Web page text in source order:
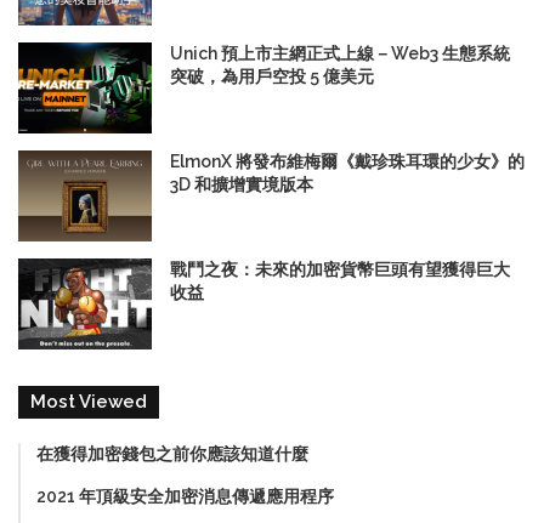
Unich 預上市主網正式上線－Web3 生態系統
突破，為用戶空投 5 億美元
ElmonX 將發布維梅爾《戴珍珠耳環的少女》的
3D 和擴增實境版本
戰鬥之夜：未來的加密貨幣巨頭有望獲得巨大
收益
Most Viewed
在獲得加密錢包之前你應該知道什麼
2021 年頂級安全加密消息傳遞應用程序